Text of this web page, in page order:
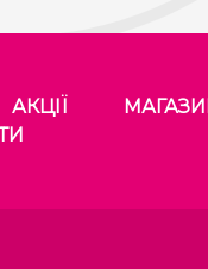
АКЦІЇ